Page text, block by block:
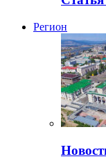
Регион